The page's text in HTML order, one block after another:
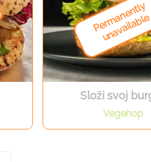
Složi svoj
Vegehop